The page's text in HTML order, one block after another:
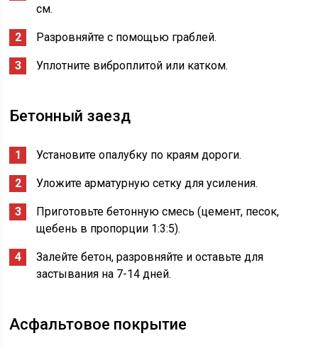
см.
Разровняйте с помощью граблей.
Уплотните виброплитой или катком.
Бетонный заезд
Установите опалубку по краям дороги.
Уложите арматурную сетку для усиления.
Приготовьте бетонную смесь (цемент, песок,
щебень в пропорции 1:3:5).
Залейте бетон, разровняйте и оставьте для
застывания на 7-14 дней.
Асфальтовое покрытие